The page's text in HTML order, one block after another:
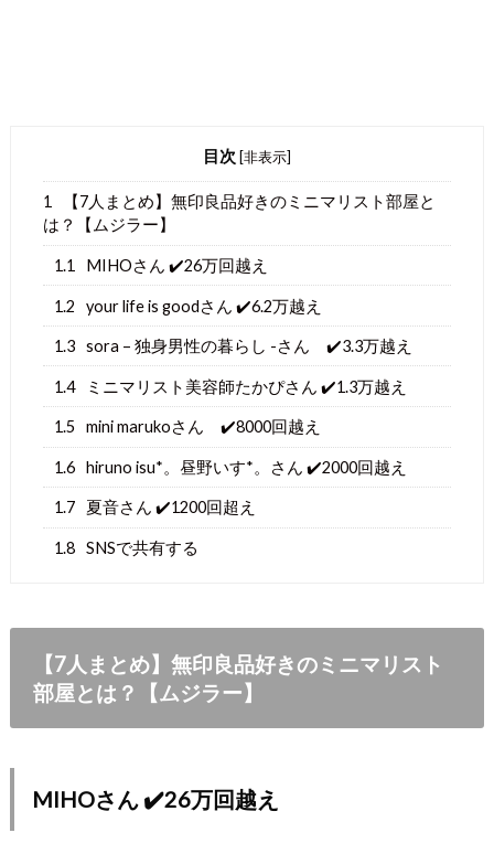
目次 [非表示]
1
【7人まとめ】無印良品好きのミニマリスト部屋と
は？【ムジラー】
1.1 MIHOさん ✔️26万回越え
1.2 your life is goodさん ✔️6.2万越え
1.3 sora – 独身男性の暮らし -さん ✔️3.3万越え
1.4 ミニマリスト美容師たかぴさん ✔️1.3万越え
1.5 mini marukoさん ✔️8000回越え
1.6 hiruno isu*。昼野いす*。さん ✔️2000回越え
1.7 夏音さん ✔️1200回超え
1.8 SNSで共有する
【7人まとめ】無印良品好きのミニマリスト
部屋とは？【ムジラー】
MIHOさん ✔️26万回越え